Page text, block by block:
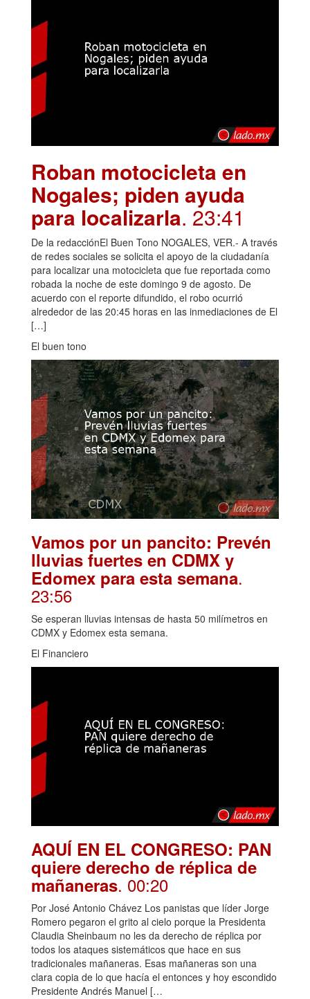
Roban motocicleta en
Nogales; piden ayuda
para localizarla. 23:41
De la redacciónEl Buen Tono NOGALES, VER.- A través
de redes sociales se solicita el apoyo de la ciudadanía
para localizar una motocicleta que fue reportada como
robada la noche de este domingo 9 de agosto. De
acuerdo con el reporte difundido, el robo ocurrió
alrededor de las 20:45 horas en las inmediaciones de El
[…]
El buen tono
Vamos por un pancito: Prevén
lluvias fuertes en CDMX y
Edomex para esta semana.
23:56
Se esperan lluvias intensas de hasta 50 milímetros en
CDMX y Edomex esta semana.
El Financiero
AQUÍ EN EL CONGRESO: PAN
quiere derecho de réplica de
mañaneras. 00:20
Por José Antonio Chávez Los panistas que líder Jorge
Romero pegaron el grito al cielo porque la Presidenta
Claudia Sheinbaum no les da derecho de réplica por
todos los ataques sistemáticos que hace en sus
tradicionales mañaneras. Esas mañaneras son una
clara copia de lo que hacía el entonces y hoy escondido
Presidente Andrés Manuel […